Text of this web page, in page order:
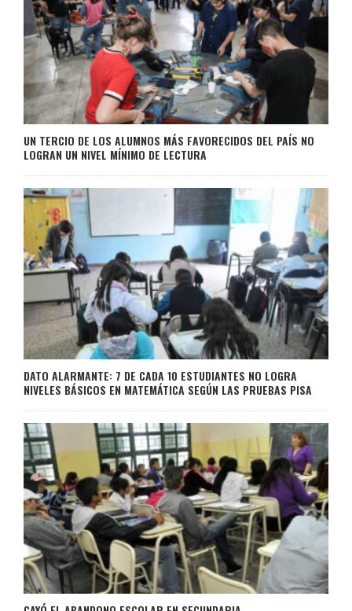
UN TERCIO DE LOS ALUMNOS MÁS FAVORECIDOS DEL PAÍS NO
LOGRAN UN NIVEL MÍNIMO DE LECTURA
DATO ALARMANTE: 7 DE CADA 10 ESTUDIANTES NO LOGRA
NIVELES BÁSICOS EN MATEMÁTICA SEGÚN LAS PRUEBAS PISA